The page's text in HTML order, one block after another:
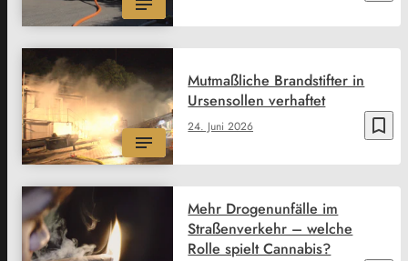
bookmark_border
24. Juni 2026
Mutmaßliche Brandstifter in
Ursensollen verhaftet
Mehr Drogenunfälle im
Straßenverkehr – welche
Rolle spielt Cannabis?